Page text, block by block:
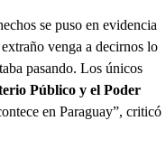
se puso en evidencia
venga a decirnos lo
pasando. Los únicos
Público y el Poder
en Paraguay”, criticó